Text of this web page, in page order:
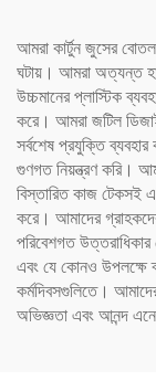
আমরা কার্টুন জুসের বোতল
ঘটায়। আমরা অত্যন্ত
উচ্চমানের প্লাস্টিক
করে। আমরা জটিল
সর্বশেষ প্রযুক্তি
গুণগত নিয়ন্ত্রণ করি।
বিস্তারিত কাজ টেকসই
করে। আমাদের
পরিবেশগত
এবং যে কোনও উপলক্ষে
কর্মদিবসগুলিতে।
অভিজ্ঞতা এবং আনন্দ